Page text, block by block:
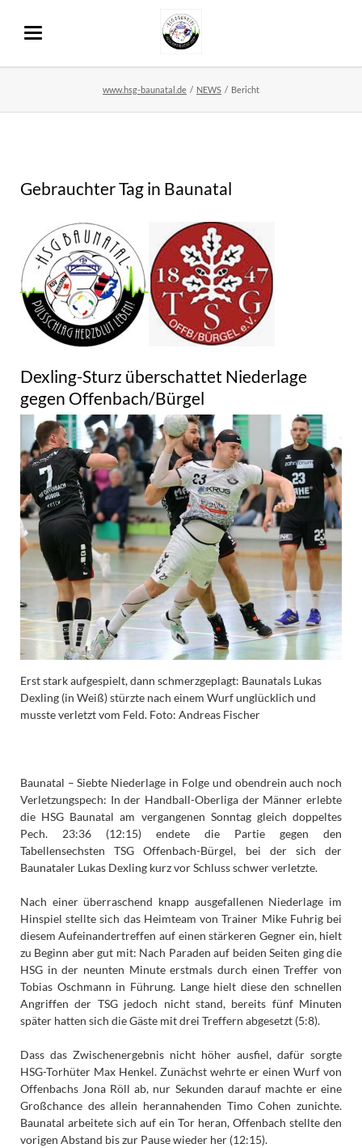
www.hsg-baunatal.de NEWS Bericht
Gebrauchter Tag in Baunatal
Dexling-Sturz überschattet Niederlage
gegen Offenbach/Bürgel
Erst stark aufgespielt, dann schmerzgeplagt: Baunatals Lukas
Dexling (in Weiß) stürzte nach einem Wurf unglücklich und
musste verletzt vom Feld. Foto: Andreas Fischer
Baunatal – Siebte Niederlage in Folge und obendrein auch noch
Verletzungspech: In der Handball-Oberliga der Männer erlebte
die HSG Baunatal am vergangenen Sonntag gleich doppeltes
Pech. 23:36 (12:15) endete die Partie gegen den
Tabellensechsten TSG Offenbach-Bürgel, bei der sich der
Baunataler Lukas Dexling kurz vor Schluss schwer verletzte.
Nach einer überraschend knapp ausgefallenen Niederlage im
Hinspiel stellte sich das Heimteam von Trainer Mike Fuhrig bei
diesem Aufeinandertreffen auf einen stärkeren Gegner ein, hielt
zu Beginn aber gut mit: Nach Paraden auf beiden Seiten ging die
HSG in der neunten Minute erstmals durch einen Treffer von
Tobias Oschmann in Führung. Lange hielt diese den schnellen
Angriffen der TSG jedoch nicht stand, bereits fünf Minuten
später hatten sich die Gäste mit drei Treffern abgesetzt (5:8).
Dass das Zwischenergebnis nicht höher ausfiel, dafür sorgte
HSG-Torhüter Max Henkel. Zunächst wehrte er einen Wurf von
Offenbachs Jona Röll ab, nur Sekunden darauf machte er eine
Großchance des allein herannahenden Timo Cohen zunichte.
Baunatal arbeitete sich auf ein Tor heran, Offenbach stellte den
vorigen Abstand bis zur Pause wieder her (12:15).